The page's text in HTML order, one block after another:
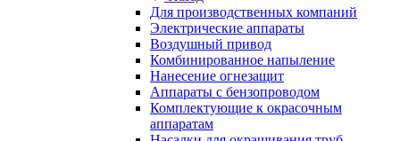
Для производственных компаний
Электрические аппараты
Воздушный привод
Комбинированное напыление
Нанесение огнезащит
Аппараты с бензопроводом
Комплектующие к окрасочным
аппаратам